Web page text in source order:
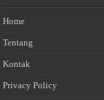
Home
Tentang
Kontak
Privacy Policy